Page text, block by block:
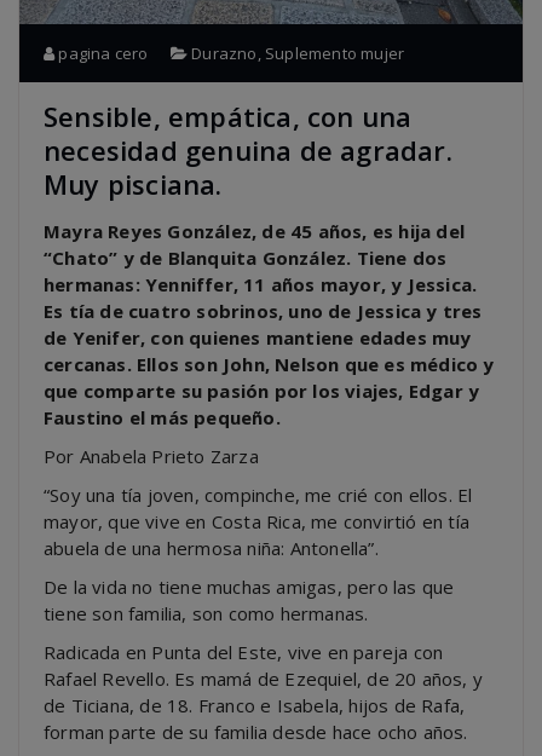
pagina cero Durazno, Suplemento mujer
Sensible, empática, con una
necesidad genuina de agradar.
Muy pisciana.
Mayra Reyes González, de 45 años, es hija del
“Chato” y de Blanquita González. Tiene dos
hermanas: Yenniffer, 11 años mayor, y Jessica.
Es tía de cuatro sobrinos, uno de Jessica y tres
de Yenifer, con quienes mantiene edades muy
cercanas. Ellos son John, Nelson que es médico y
que comparte su pasión por los viajes, Edgar y
Faustino el más pequeño.
Por Anabela Prieto Zarza
“Soy una tía joven, compinche, me crié con ellos. El
mayor, que vive en Costa Rica, me convirtió en tía
abuela de una hermosa niña: Antonella”.
De la vida no tiene muchas amigas, pero las que
tiene son familia, son como hermanas.
Radicada en Punta del Este, vive en pareja con
Rafael Revello. Es mamá de Ezequiel, de 20 años, y
de Ticiana, de 18. Franco e Isabela, hijos de Rafa,
forman parte de su familia desde hace ocho años.